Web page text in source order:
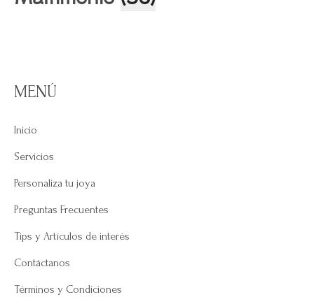
MENÚ
Inicio
Servicios
Personaliza tu joya
Preguntas Frecuentes
Tips y Artículos de interés
Contáctanos
Términos y Condiciones